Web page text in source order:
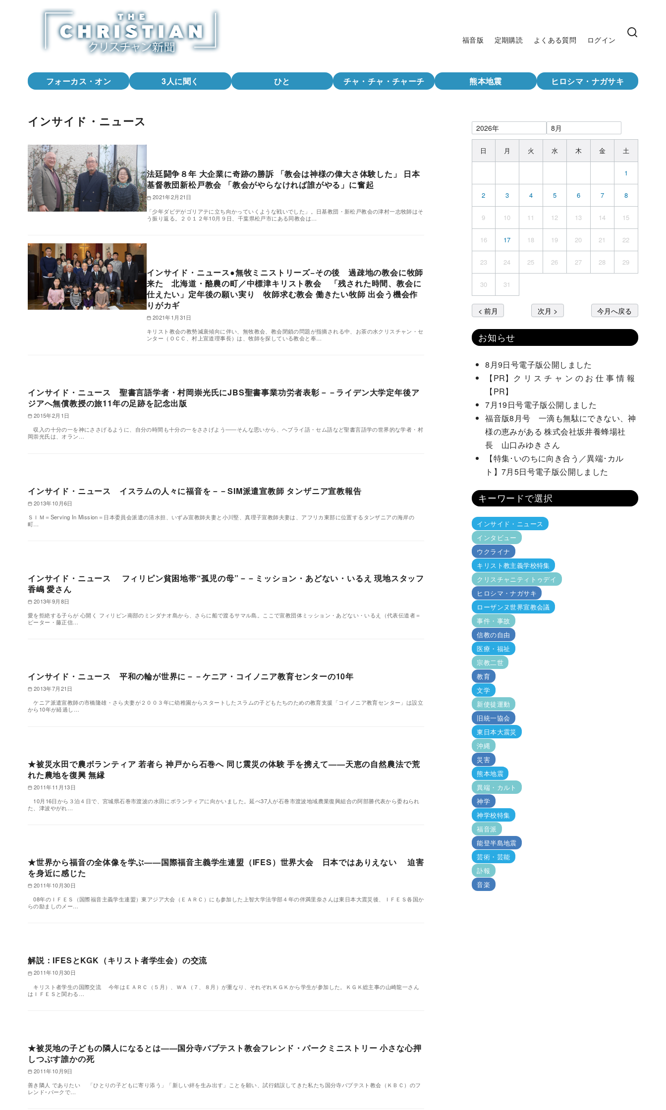
福音版 定期購読 よくある質問 ログイン
フォーカス・オン 3人に聞く ひと チャ・チャ・チャーチ 熊本地震 ヒロシマ・ナガサキ
インサイド・ニュース
法廷闘争８年 大企業に奇跡の勝訴 「教会は神様の偉大さ体験した」 日本
基督教団新松戸教会 「教会がやらなければ誰がやる」に奮起
2021年2月21日
「少年ダビデがゴリアテに立ち向かっていくような戦いでした」。日基教団・新松戸教会の津村一志牧師はそ
う振り返る。２０１２年10月９日、千葉県松戸市にある同教会は…
インサイド・ニュース●無牧ミニストリーズ−その後 過疎地の教会に牧師
来た 北海道・酪農の町／中標津キリスト教会 「残された時間、教会に
仕えたい」定年後の願い実り 牧師求む教会 働きたい牧師 出会う機会作
りがカギ
2021年1月31日
キリスト教会の教勢減衰傾向に伴い、無牧教会、教会閉鎖の問題が指摘される中、お茶の水クリスチャン・セ
ンター（ＯＣＣ、村上宣道理事長）は、牧師を探している教会と奉…
インサイド・ニュース 聖書言語学者・村岡崇光氏にJBS聖書事業功労者表彰－－ライデン大学定年後ア
ジアへ無償教授の旅11年の足跡を記念出版
2015年2月1日
収入の十分の一を神にささげるように、自分の時間も十分の一をささげよう――そんな思いから、ヘブライ語・セム語など聖書言語学の世界的な学者・村
岡崇光氏は、オラン…
インサイド・ニュース イスラムの人々に福音を－－SIM派遣宣教師 タンザニア宣教報告
2013年10月6日
ＳＩＭ＝Serving In Mission＝日本委員会派遣の清水担、いずみ宣教師夫妻と小川堅、真理子宣教師夫妻は、アフリカ東部に位置するタンザニアの海岸の
町…
インサイド・ニュース フィリピン貧困地帯“孤児の母”－－ミッション・あどない・いるえ 現地スタッフ
香嶋 愛さん
2013年9月8日
愛を拒絶する子らが 心開く フィリピン南部のミンダナオ島から、さらに船で渡るサマル島。ここで宣教団体ミッション・あどない・いるえ（代表伝道者＝
ピーター・藤正信…
インサイド・ニュース 平和の輪が世界に－－ケニア・コイノニア教育センターの10年
2013年7月21日
ケニア派遣宣教師の市橋隆雄・さら夫妻が２００３年に幼稚園からスタートしたスラムの子どもたちのための教育支援「コイノニア教育センター」は設立
から10年が経過し…
★被災水田で農ボランティア 若者ら 神戸から石巻へ 同じ震災の体験 手を携えて——天恵の自然農法で荒
れた農地を復興 無縁
2011年11月13日
10月16日から３泊４日で、宮城県石巻市渡波の水田にボランティアに向かいました。延べ37人が石巻市渡波地域農業復興組合の阿部勝代表から委ねられ
た、津波やがれ…
★世界から福音の全体像を学ぶ——国際福音主義学生連盟（IFES）世界大会 日本ではありえない 迫害
を身近に感じた
2011年10月30日
08年のＩＦＥＳ（国際福音主義学生連盟）東アジア大会（ＥＡＲＣ）にも参加した上智大学法学部４年の伴満里奈さんは東日本大震災後、ＩＦＥＳ各国か
らの励ましのメー…
解説：IFESとKGK（キリスト者学生会）の交流
2011年10月30日
キリスト者学生の国際交流 今年はＥＡＲＣ（５月）、ＷＡ（７、８月）が重なり、それぞれＫＧＫから学生が参加した。ＫＧＫ総主事の山崎龍一さん
はＩＦＥＳと関わる…
★被災地の子どもの隣人になるとは——国分寺バプテスト教会フレンド・パークミニストリー 小さな心押
しつぶす誰かの死
2011年10月9日
善き隣人 でありたい 「ひとりの子どもに寄り添う」「新しい絆を生み出す」ことを願い、試行錯誤してきた私たち国分寺バプテスト教会（ＫＢＣ）のフ
レンド･パークで…
日 月 火 水 木 金 土
1
2 3 4 5 6 7 8
9 10 11 12 13 14 15
16 17 18 19 20 21 22
23 24 25 26 27 28 29
30 31
< 前月 次月 > 今月へ戻る
お知らせ
8月9日号電子版公開しました
【PR】ク リ ス チ ャ ン の お 仕 事 情 報
【PR】
7月19日号電子版公開しました
福音版8月号 一滴も無駄にできない、神
様の恵みがある 株式会社坂井養蜂場社
長 山口みゆき さん
【特集･いのちに向き合う／異端･カル
ト】7月5日号電子版公開しました
キーワードで選択
インサイド・ニュース
インタビュー
ウクライナ
キリスト教主義学校特集
クリスチャニティトゥデイ
ヒロシマ・ナガサキ
ローザンヌ世界宣教会議
事件・事故
信教の自由
医療・福祉
宗教二世
教育
文学
新使徒運動
旧統一協会
東日本大震災
沖縄
災害
熊本地震
異端・カルト
神学
神学校特集
福音派
能登半島地震
芸術・芸能
訃報
音楽